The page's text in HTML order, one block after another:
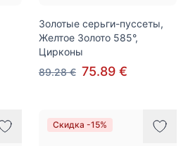
Золотые серьги-пуссеты,
Желтое Золото 585°,
Цирконы
89.28 € 75.89 €
Скидка -15%